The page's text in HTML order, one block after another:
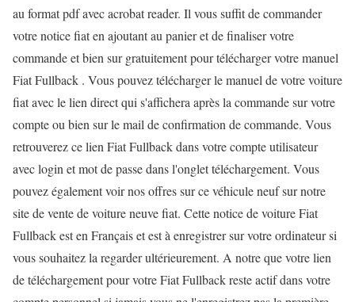
au format pdf avec acrobat reader. Il vous suffit de commander
votre notice fiat en ajoutant au panier et de finaliser votre
commande et bien sur gratuitement pour télécharger votre manuel
Fiat Fullback . Vous pouvez télécharger le manuel de votre voiture
fiat avec le lien direct qui s'affichera après la commande sur votre
compte ou bien sur le mail de confirmation de commande. Vous
retrouverez ce lien Fiat Fullback dans votre compte utilisateur
avec login et mot de passe dans l'onglet téléchargement. Vous
pouvez également voir nos offres sur ce véhicule neuf sur notre
site de vente de voiture neuve fiat. Cette notice de voiture Fiat
Fullback est en Français et est à enregistrer sur votre ordinateur si
vous souhaitez la regarder ultérieurement. A notre que votre lien
de téléchargement pour votre Fiat Fullback reste actif dans votre